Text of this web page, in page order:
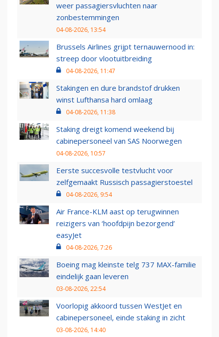
weer passagiersvluchten naar
zonbestemmingen
04-08-2026, 13:54
Brussels Airlines grijpt ternauwernood in:
streep door vlootuitbreiding
04-08-2026, 11:47
Stakingen en dure brandstof drukken
winst Lufthansa hard omlaag
04-08-2026, 11:38
Staking dreigt komend weekend bij
cabinepersoneel van SAS Noorwegen
04-08-2026, 10:57
Eerste succesvolle testvlucht voor
zelfgemaakt Russisch passagierstoestel
04-08-2026, 9:54
Air France-KLM aast op terugwinnen
reizigers van ‘hoofdpijn bezorgend’
easyJet
04-08-2026, 7:26
Boeing mag kleinste telg 737 MAX-familie
eindelijk gaan leveren
03-08-2026, 22:54
Voorlopig akkoord tussen WestJet en
cabinepersoneel, einde staking in zicht
03-08-2026, 14:40